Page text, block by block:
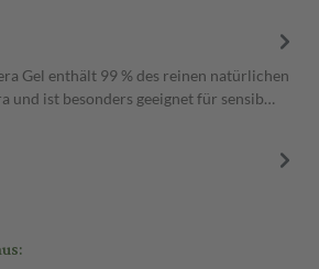
Gel enthält 99 % des reinen natürlichen
und ist besonders geeignet für sensib…